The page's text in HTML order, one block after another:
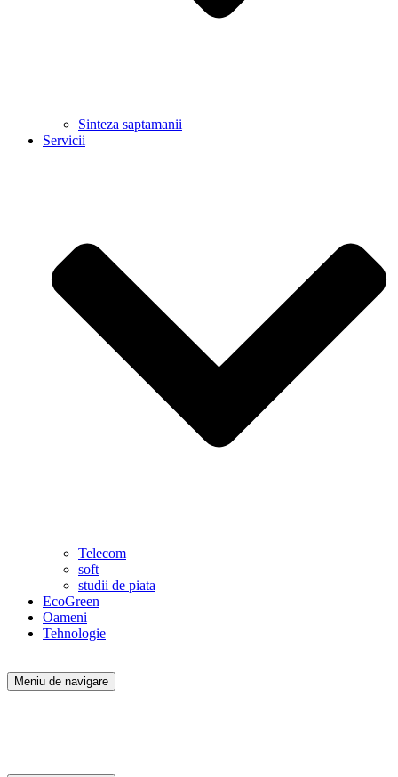
Sinteza saptamanii
Servicii
Telecom
soft
studii de piata
EcoGreen
Oameni
Tehnologie
Meniu de navigare